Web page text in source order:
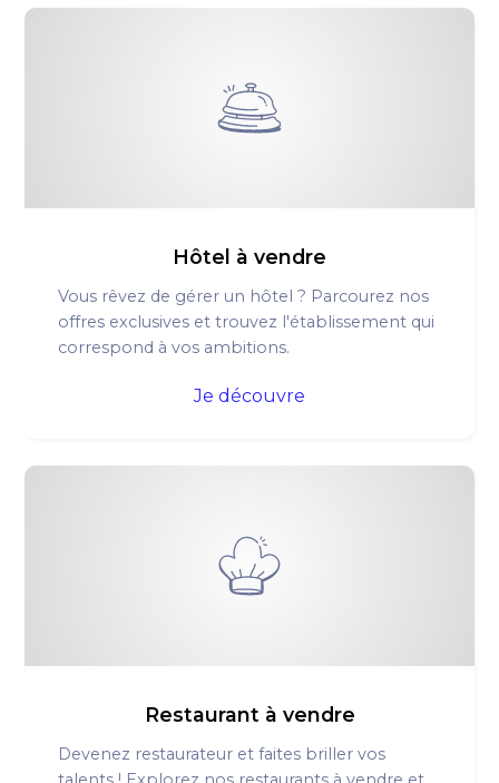
Hôtel à vendre
Vous rêvez de gérer un hôtel ? Parcourez nos
offres exclusives et trouvez l'établissement qui
correspond à vos ambitions.
Je découvre
Restaurant à vendre
Devenez restaurateur et faites briller vos